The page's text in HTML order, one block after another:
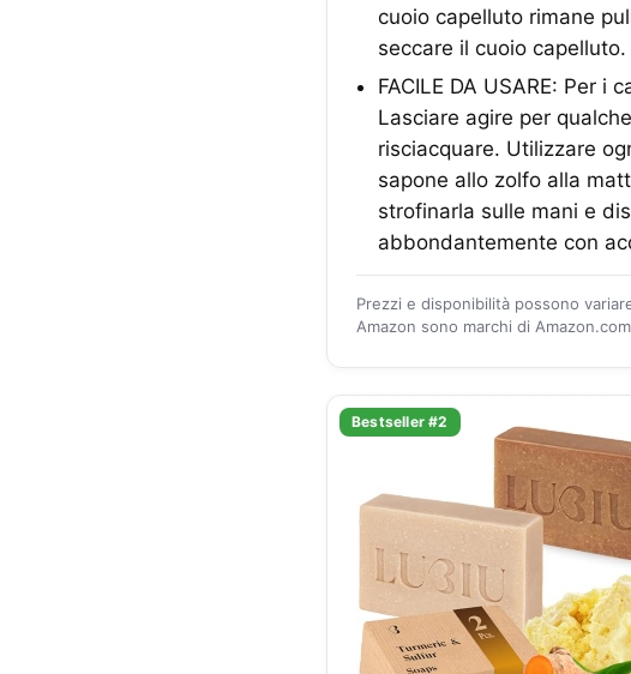
cuoio capelluto rimane
seccare il cuoio capelluto.
FACILE DA USARE: Per
Lasciare agire per
risciacquare. Utilizzare
sapone allo zolfo alla
strofinarla sulle mani e
abbondantemente con
Prezzi e disponibilità possono
Amazon sono marchi di
Bestseller #2